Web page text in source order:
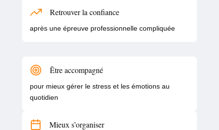
Retrouver la confiance
après une épreuve professionnelle compliquée
Être accompagné
pour mieux gérer le stress et les émotions au
quotidien
Mieux s’organiser